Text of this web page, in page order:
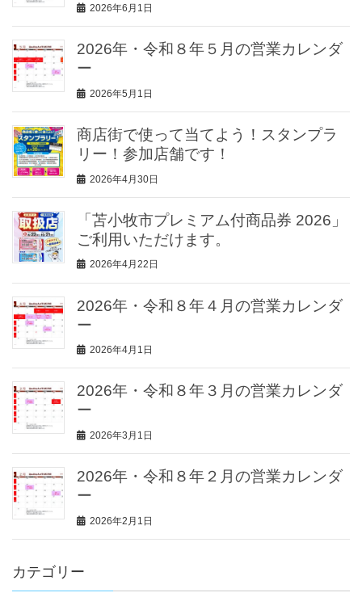
2026年6月1日
2026年・令和８年５月の営業カレンダ
ー
2026年5月1日
商店街で使って当てよう！スタンプラ
リー！参加店舗です！
2026年4月30日
「苫小牧市プレミアム付商品券 2026」
ご利用いただけます。
2026年4月22日
2026年・令和８年４月の営業カレンダ
ー
2026年4月1日
2026年・令和８年３月の営業カレンダ
ー
2026年3月1日
2026年・令和８年２月の営業カレンダ
ー
2026年2月1日
カテゴリー